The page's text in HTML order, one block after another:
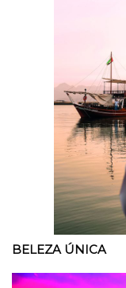
BELEZA ÚNICA